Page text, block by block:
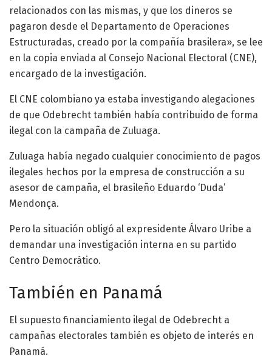
relacionados con las mismas, y que los dineros se
pagaron desde el Departamento de Operaciones
Estructuradas, creado por la compañía brasilera», se lee
en la copia enviada al Consejo Nacional Electoral (CNE),
encargado de la investigación.
El CNE colombiano ya estaba investigando alegaciones
de que Odebrecht también había contribuido de forma
ilegal con la campaña de Zuluaga.
Zuluaga había negado cualquier conocimiento de pagos
ilegales hechos por la empresa de construcción a su
asesor de campaña, el brasileño Eduardo ‘Duda’
Mendonça.
Pero la situación obligó al expresidente Álvaro Uribe a
demandar una investigación interna en su partido
Centro Democrático.
También en Panamá
El supuesto financiamiento ilegal de Odebrecht a
campañas electorales también es objeto de interés en
Panamá.